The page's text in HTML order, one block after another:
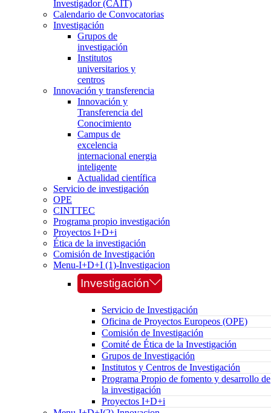
Investigador (CAIT)
Calendario de Convocatorias
Investigación
Grupos de
investigación
Institutos
universitarios y
centros
Innovación y transferencia
Innovación y
Transferencia del
Conocimiento
Campus de
excelencia
internacional energia
inteligente
Actualidad científica
Servicio de investigación
OPE
CINTTEC
Programa propio investigación
Proyectos I+D+i
Ética de la investigación
Comisión de Investigación
Menu-I+D+I (1)-Investigacion
Investigación
Servicio de Investigación
Oficina de Proyectos Europeos (OPE)
Comisión de Investigación
Comité de Ética de la Investigación
Grupos de Investigación
Institutos y Centros de Investigación
Programa Propio de fomento y desarrollo de
la investigación
Proyectos I+D+i